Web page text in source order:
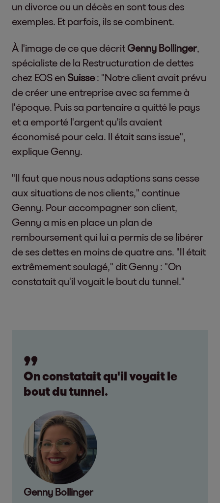
un divorce ou un décès en sont tous des
exemples. Et parfois, ils se combinent.
À l'image de ce que décrit Genny Bollinger,
spécialiste de la Restructuration de dettes
chez EOS en Suisse: "Notre client avait prévu
de créer une entreprise avec sa femme à
l'époque. Puis sa partenaire a quitté le pays
et a emporté l'argent qu'ils avaient
économisé pour cela. Il était sans issue",
explique Genny.
"Il faut que nous nous adaptions sans cesse
aux situations de nos clients," continue
Genny. Pour accompagner son client,
Genny a mis en place un plan de
remboursement qui lui a permis de se libérer
de ses dettes en moins de quatre ans. "Il était
extrêmement soulagé," dit Genny : "On
constatait qu'il voyait le bout du tunnel."
On constatait qu'il voyait le
bout du tunnel.
Genny Bollinger